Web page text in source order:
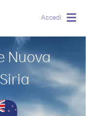
Accedi
Nuova